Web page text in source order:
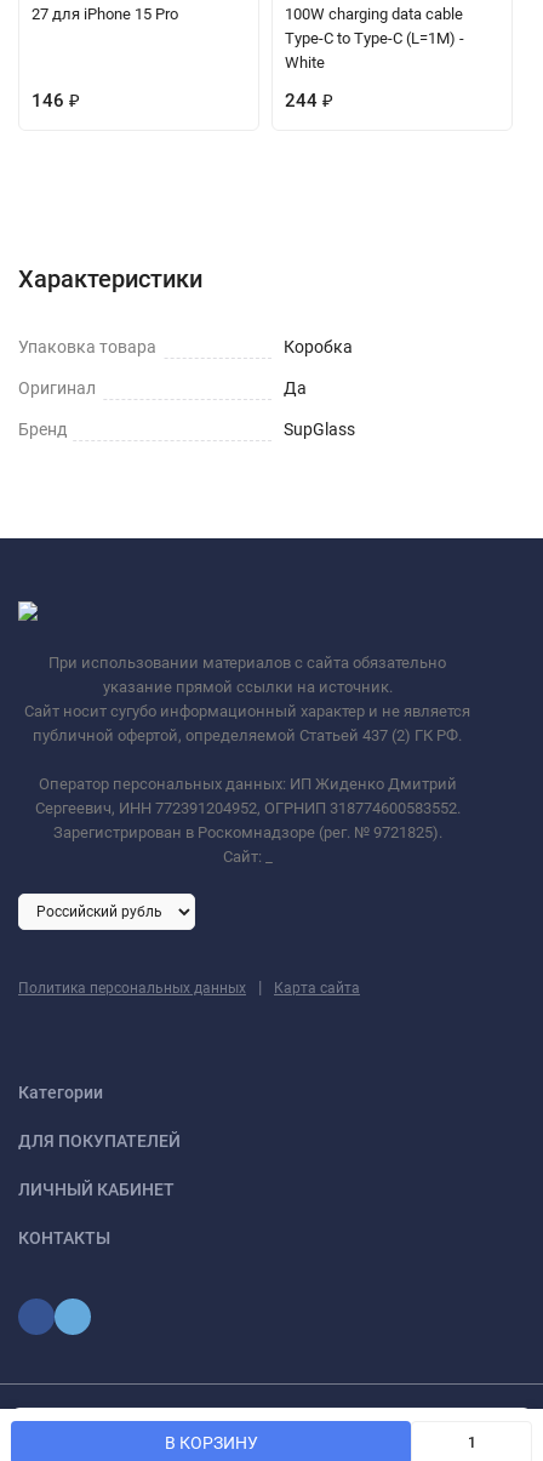
В КОРЗИНУ
27 для iPhone 15 Pro
146 ₽
100W charging data cable
Type-C to Type-C (L=1M) -
White
244 ₽
Характеристики
Упаковка товара Коробка
Оригинал Да
Бренд SupGlass
При использовании материалов с сайта обязательно
указание прямой ссылки на источник.
Сайт носит сугубо информационный характер и не является
публичной офертой, определяемой Статьей 437 (2) ГК РФ.
Оператор персональных данных: ИП Жиденко Дмитрий
Сергеевич, ИНН 772391204952, ОГРНИП 318774600583552.
Зарегистрирован в Роскомнадзоре (рег. № 9721825).
Сайт:
Политика персональных данных | Карта сайта
Категории
ДЛЯ ПОКУПАТЕЛЕЙ
ЛИЧНЫЙ КАБИНЕТ
КОНТАКТЫ